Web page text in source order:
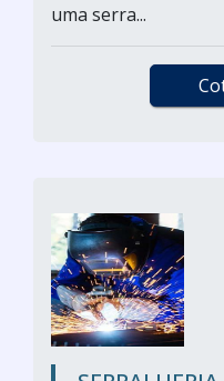
uma serra...